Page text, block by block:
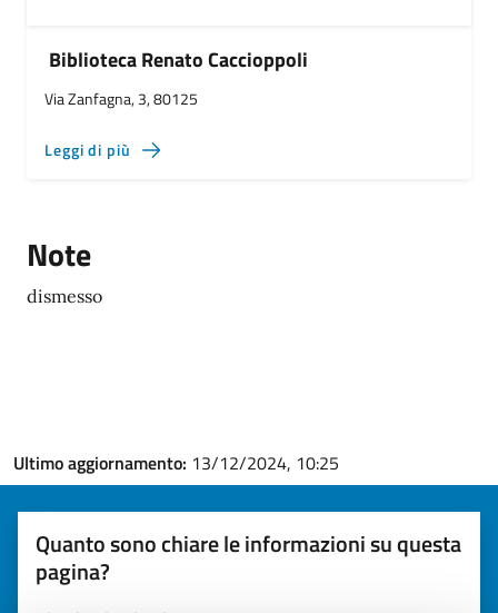
Biblioteca Renato Caccioppoli
Via Zanfagna, 3, 80125
Leggi di più
Note
dismesso
Ultimo aggiornamento: 13/12/2024, 10:25
Quanto sono chiare le informazioni su questa
pagina?